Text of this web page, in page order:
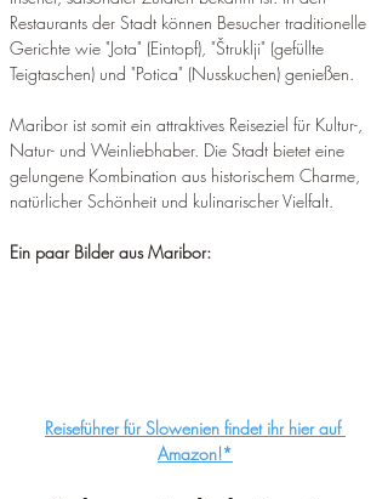
Restaurants der Stadt können Besucher traditionelle
Gerichte wie "Jota" (Eintopf), "Štruklji" (gefüllte
Teigtaschen) und "Potica" (Nusskuchen) genießen.
Maribor ist somit ein attraktives Reiseziel für Kultur-,
Natur- und Weinliebhaber. Die Stadt bietet eine
gelungene Kombination aus historischem Charme,
natürlicher Schönheit und kulinarischer Vielfalt.
Ein paar Bilder aus Maribor:
Reiseführer für Slowenien findet ihr hier auf
Amazon!*